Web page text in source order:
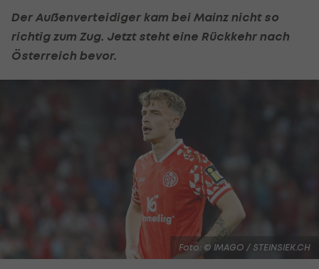
Der Außenverteidiger kam bei Mainz nicht so
richtig zum Zug. Jetzt steht eine Rückkehr nach
Österreich bevor.
Foto: © IMAGO / STEINSIEK.CH